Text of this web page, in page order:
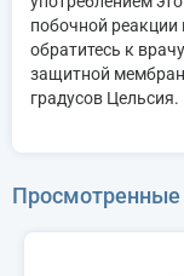
побочной реакции
обратитесь к
защитной
градусов Цельсия.
Просмотренные